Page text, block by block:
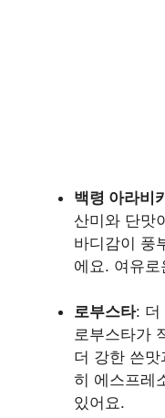
백령 아라비
산미와 단맛
바디감이 풍
에요. 여유
로부스타: 더
로부스타가
더 강한 쓴
히 에스프레
있어요.